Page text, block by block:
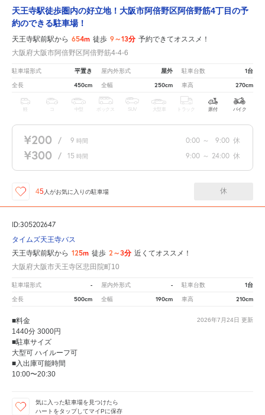
天王寺駅徒歩圏内の好立地！大阪市阿倍野区阿倍野筋4丁目の予
約のできる駐車場！
天王寺駅前駅から 654m 徒歩 9～13分 予約できてオススメ！
大阪府大阪市阿倍野区阿倍野筋4-4-6
駐車場形式 平置き 屋内外形式 屋外 駐車台数 1台
全長 450cm 全幅 250cm 車高 270cm
中型 ボックス SUV 大型車 トラック 原付 バイク
¥200 / 9 時間 0:00 ～ 9:00 休
¥300 / 15 時間 9:00 ～ 24:00 休
45 人がお気に入りの駐車場 休
ID:305202647
タイムズ天王寺バス
天王寺駅前駅から 125m 徒歩 2～3分 近くてオススメ！
大阪府大阪市天王寺区悲田院町10
駐車場形式 - 屋内外形式 - 駐車台数 1台
全長 500cm 全幅 190cm 車高 210cm
2026年7月24日 更新
■料金
1440分 3000円
■駐車サイズ
大型可 ハイルーフ可
■入出庫可能時間
10:00〜20:30
気に入った駐車場を見つけたら
ハートをタップしてマイPに保存